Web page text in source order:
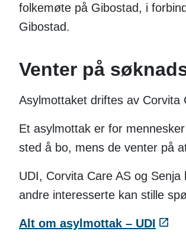
folkemøte på Gibostad, i
Gibostad.
Venter på
Asylmottaket driftes av Corvita
Et asylmottak er for
sted å bo, mens de venter på
UDI, Corvita Care AS og
andre interesserte kan stille
Alt om asylmottak – UDI